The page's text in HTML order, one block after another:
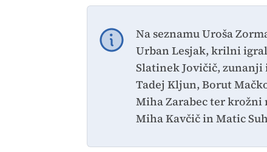
Na seznamu Uroša
Urban Lesjak, krilni
Slatinek Jovičič, zunanji
Tadej Kljun, Borut
Miha Zarabec ter krožni
Miha Kavčič in Matic